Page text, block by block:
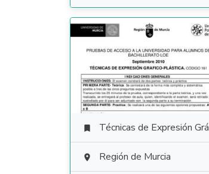
 Técnicas de Expresión Gráfico Plástica
 Región de Murcia